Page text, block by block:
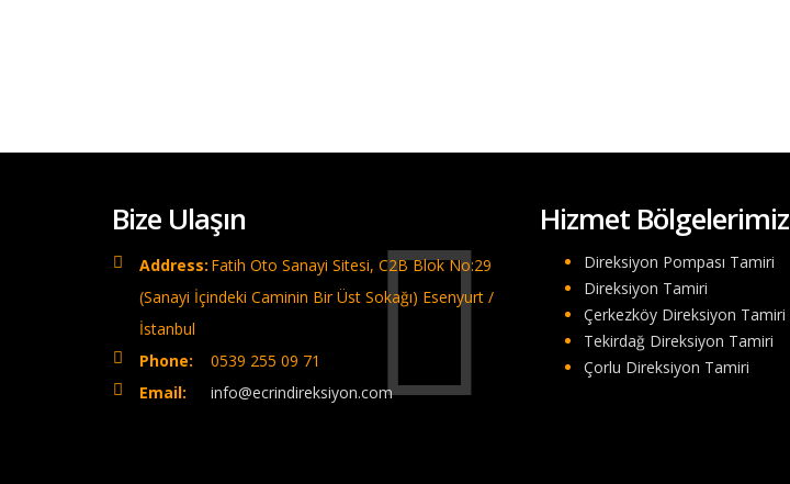
Bize Ulaşın
Address: Fatih Oto Sanayi Sitesi, C2B Blok No:29
(Sanayi İçindeki Caminin Bir Üst Sokağı) Esenyurt /
İstanbul
Phone:
0539 255 09 71
Email:
info@ecrindireksiyon.com
Hizmet Bölgelerimiz
Direksiyon Pompası Tamiri
Direksiyon Tamiri
Çerkezköy Direksiyon Tamiri
Tekirdağ Direksiyon Tamiri
Çorlu Direksiyon Tamiri